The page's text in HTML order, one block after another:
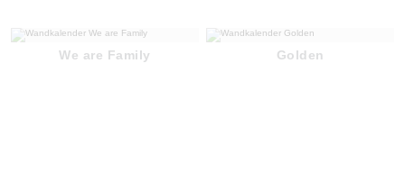
We are Family Golden